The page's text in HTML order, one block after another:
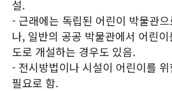
설.
- 근래에는 독립된 어린이 박물관
나, 일반의 공공 박물관에서 어린
도로 개설하는 경우도 있음.
- 전시방법이나 시설이 어린이를
필요로 함.